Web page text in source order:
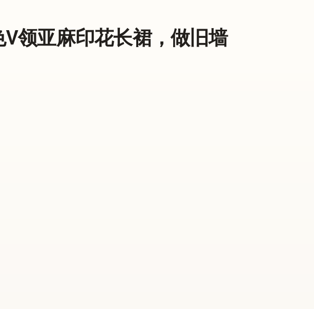
领亚麻印花长裙，做旧墙